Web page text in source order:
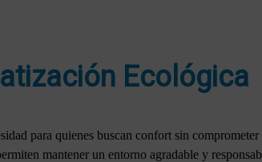
Ecológica
para quienes buscan confort sin
mantener un entorno agradable y